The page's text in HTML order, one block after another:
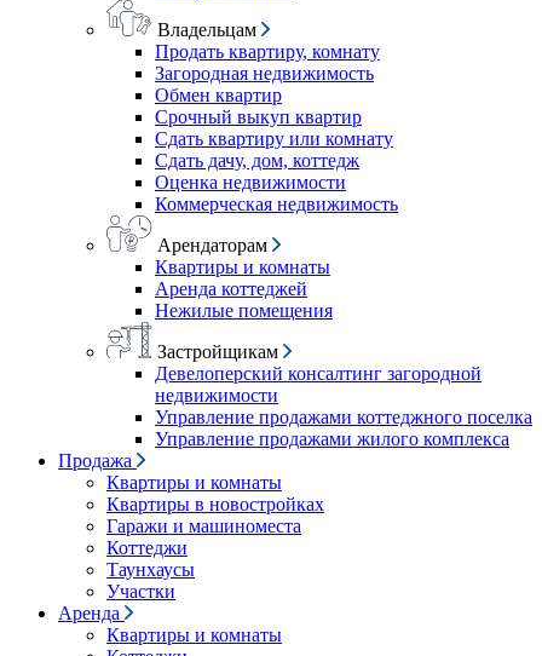
Владельцам
Продать квартиру, комнату
Загородная недвижимость
Обмен квартир
Срочный выкуп квартир
Сдать квартиру или комнату
Сдать дачу, дом, коттедж
Оценка недвижимости
Коммерческая недвижимость
Арендаторам
Квартиры и комнаты
Аренда коттеджей
Нежилые помещения
Застройщикам
Девелоперский консалтинг загородной
недвижимости
Управление продажами коттеджного поселка
Управление продажами жилого комплекса
Продажа
Квартиры и комнаты
Квартиры в новостройках
Гаражи и машиноместа
Коттеджи
Таунхаусы
Участки
Аренда
Квартиры и комнаты